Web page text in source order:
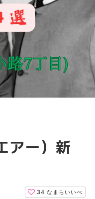
アー）新
34 なまらいいべ